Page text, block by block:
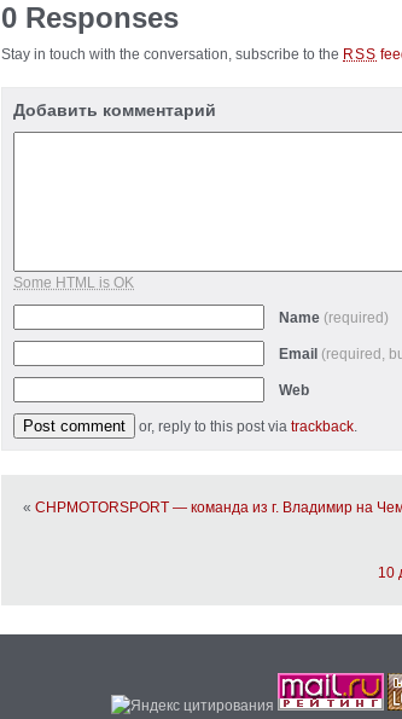
0 Responses
Stay in touch with the conversation, subscribe to the RSS
Добавить комментарий
Some HTML is OK
Name (required)
Email (required,
Web
or, reply to this post via trackback.
« CHPMOTORSPORT — команда из г. Владимир на
10